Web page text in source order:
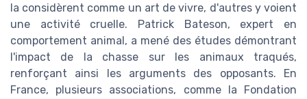
la considèrent comme un art de vivre, d'autres y voient
une activité cruelle. Patrick Bateson, expert en
comportement animal, a mené des études démontrant
l'impact de la chasse sur les animaux traqués,
renforçant ainsi les arguments des opposants. En
France, plusieurs associations, comme la Fondation